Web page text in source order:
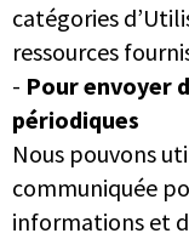
catégories
ressources
- Pour envoyer
périodiques
Nous pouvons
communiquée
informations et